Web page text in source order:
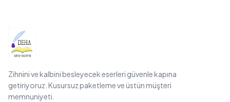
Zihnini ve kalbini besleyecek eserleri güvenle kapına
getiriyoruz. Kusursuz paketleme ve üstün müşteri
memnuniyeti.